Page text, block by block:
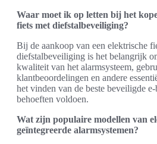
Waar moet ik op letten bij het
fiets met diefstalbeveiliging?
Bij de aankoop van een elektrische
diefstalbeveiliging is het belangrijk
kwaliteit van het alarmsysteem,
klantbeoordelingen en andere
het vinden van de beste beveiligde
behoeften voldoen.
Wat zijn populaire modellen van
geïntegreerde alarmsystemen?